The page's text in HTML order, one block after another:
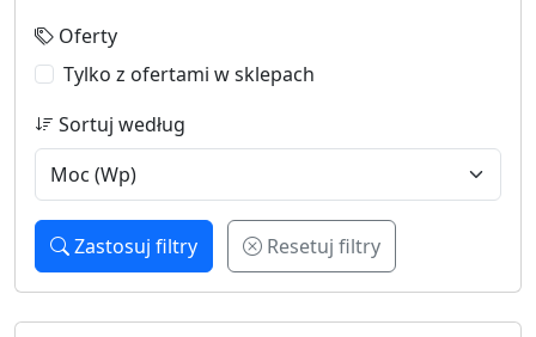
Oferty
Tylko z ofertami w sklepach
Sortuj według
Zastosuj filtry Resetuj filtry